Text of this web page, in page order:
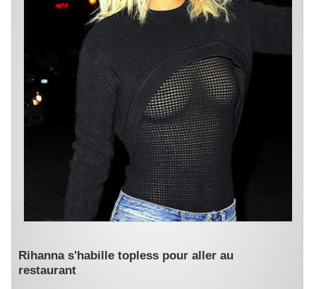
Rihanna s'habille topless pour aller au
restaurant